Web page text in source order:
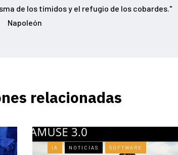
de los tímidos y el refugio de los cobardes."
Napoleón
relacionadas
IA NOTICIAS SOFTWARE